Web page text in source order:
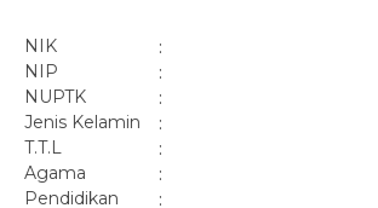
NIK :
NIP :
NUPTK :
Jenis Kelamin :
T.T.L :
Agama :
Pendidikan :